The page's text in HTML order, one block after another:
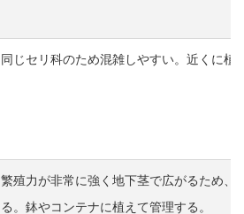
同じセリ科のため混雑しやすい。近くに植
繁殖力が非常に強く地下茎で広がるため、
る。鉢やコンテナに植えて管理する。